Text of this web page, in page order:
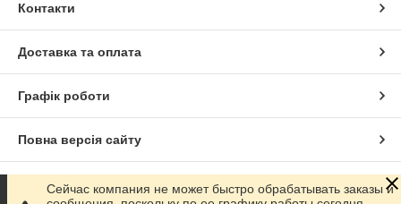
Контакти
Доставка та оплата
Графік роботи
Повна версія сайту
Сайт створено на маркетплейсі Prom.ua
Сейчас компания не может быстро обрабатывать заказы и